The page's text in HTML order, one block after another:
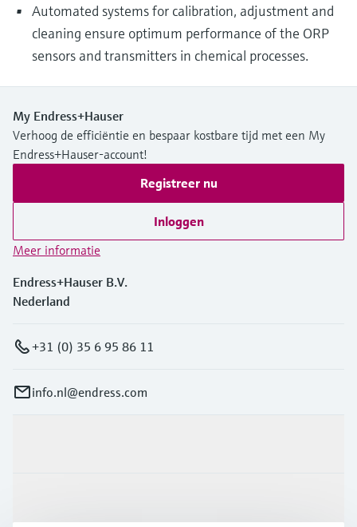
Automated systems for calibration, adjustment and
cleaning ensure optimum performance of the ORP
sensors and transmitters in chemical processes.
My Endress+Hauser
Verhoog de efficiëntie en bespaar kostbare tijd met een My
Endress+Hauser-account!
Registreer nu
Inloggen
Meer informatie
Endress+Hauser B.V.
Nederland
+31 (0) 35 6 95 86 11
info.nl@endress.com